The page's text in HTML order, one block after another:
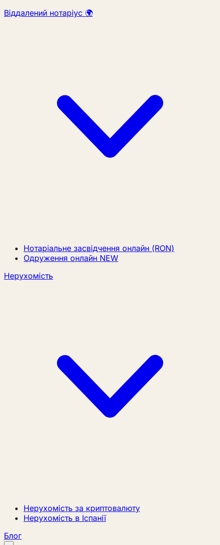
Віддалений нотаріус 🌍
Нотаріальне засвідчення онлайн (RON)
Одруження онлайн NEW
Нерухомість
Нерухомість за криптовалюту
Нерухомість в Іспанії
Блог